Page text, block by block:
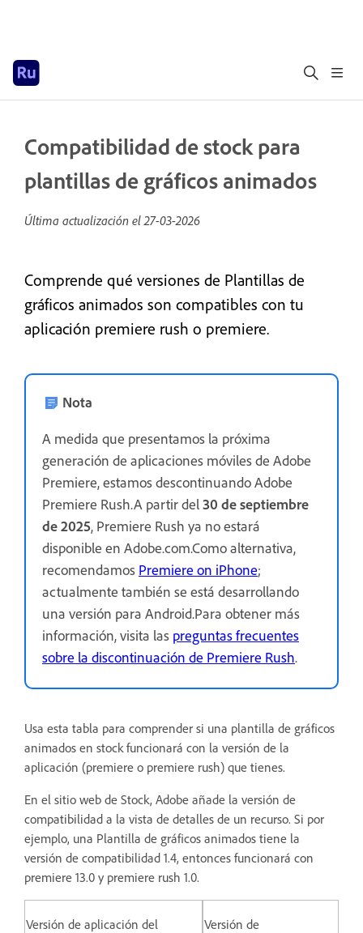
Compatibilidad de stock para
plantillas de gráficos animados
Última actualización el27-03-2026
Comprende qué versiones de Plantillas de
gráficos animados son compatibles con tu
aplicación premiere rush o premiere.
Nota
A medida que presentamos la próxima
generación de aplicaciones móviles de Adobe
Premiere, estamos descontinuando Adobe
Premiere Rush.A partir del30 de septiembre
de 2025, Premiere Rush ya no estará
disponible en Adobe.com.Como alternativa,
recomendamos Premiere on iPhone;
actualmente también se está desarrollando
una versión para Android.Para obtener más
información, visita las preguntas frecuentes
sobre la discontinuación de Premiere Rush.
Usa esta tabla para comprender si una plantilla de gráficos
animados en stock funcionará con la versión de la
aplicación (premiere o premiere rush) que tienes.
En el sitio web de Stock, Adobe añade la versión de
compatibilidad a la vista de detalles de un recurso. Si por
ejemplo, una Plantilla de gráficos animados tiene la
versión de compatibilidad 1.4, entonces funcionará con
premiere 13.0 y premiere rush 1.0.
Versión de aplicación del
Versión de